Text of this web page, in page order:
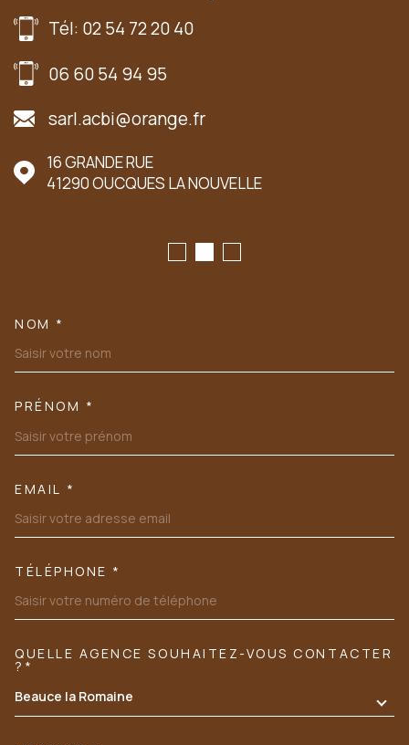
Tél: 02 54 72 20 40
06 60 54 94 95
sarl.acbi@orange.fr
16 GRANDE RUE
41290 OUCQUES LA NOUVELLE
NOM *
PRÉNOM *
EMAIL *
TÉLÉPHONE *
TRAD_MELTEM_VOREDEMANDE
QUELLE AGENCE SOUHAITEZ-VOUS CONTACTER
?*
Beauce la Romaine